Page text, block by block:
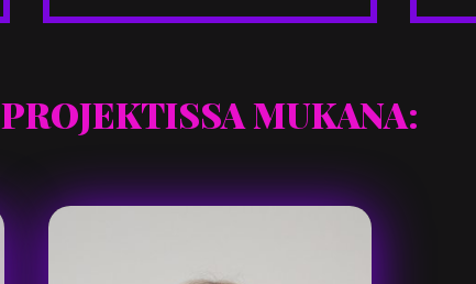
PROJEKTISSA MUKANA: